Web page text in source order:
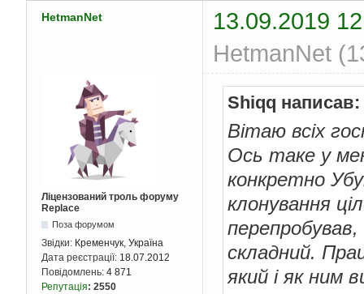
HetmanNet
13.09.2019
HetmanNet
Ліцензований троль форуму
Replace
Поза форумом
Звідки: Кременчук, Україна
Дата реєстрації: 18.07.2012
Повідомлень: 4 871
Репутація: 2550
Shiqq написав:
Вітаю всіх
Ось таке у
конкретно
клонування
складний.
який і як ним